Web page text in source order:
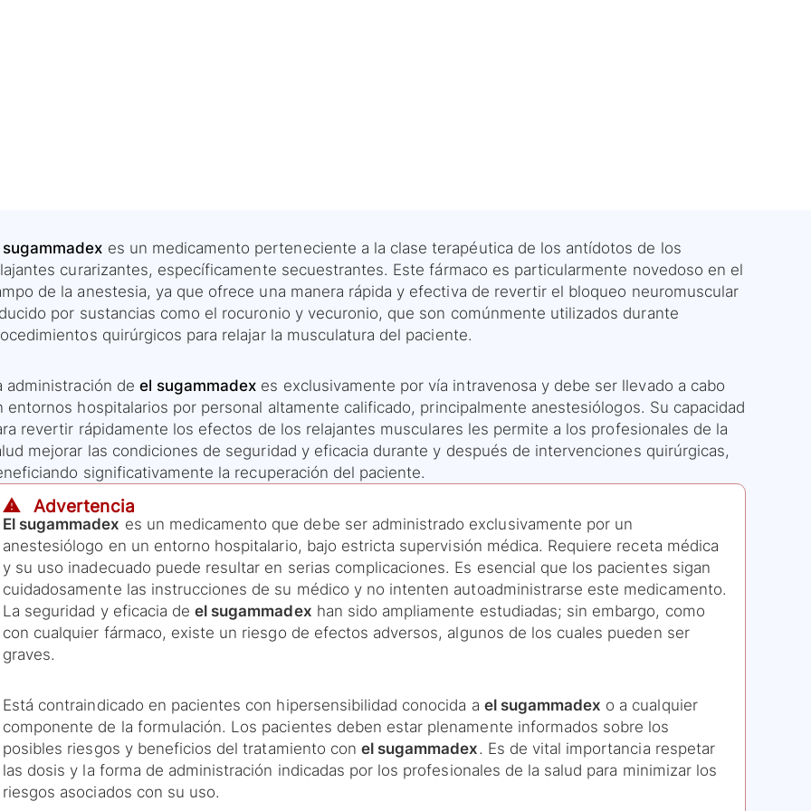
sugammadex es un medicamento perteneciente a la clase terapéutica de los antídotos de los
curarizantes, específicamente secuestrantes. Este fármaco es particularmente novedoso en el
de la anestesia, ya que ofrece una manera rápida y efectiva de revertir el bloqueo neuromuscular
por sustancias como el rocuronio y vecuronio, que son comúnmente utilizados durante
quirúrgicos para relajar la musculatura del paciente.
administración de el sugammadex es exclusivamente por vía intravenosa y debe ser llevado a cabo
entornos hospitalarios por personal altamente calificado, principalmente anestesiólogos. Su capacidad
revertir rápidamente los efectos de los relajantes musculares les permite a los profesionales de la
mejorar las condiciones de seguridad y eficacia durante y después de intervenciones quirúrgicas,
significativamente la recuperación del paciente.
⚠️ Advertencia
El sugammadex es un medicamento que debe ser administrado exclusivamente por un
anestesiólogo en un entorno hospitalario, bajo estricta supervisión médica. Requiere receta médica
y su uso inadecuado puede resultar en serias complicaciones. Es esencial que los pacientes sigan
cuidadosamente las instrucciones de su médico y no intenten autoadministrarse este medicamento.
La seguridad y eficacia deel sugammadex han sido ampliamente estudiadas; sin embargo, como
con cualquier fármaco, existe un riesgo de efectos adversos, algunos de los cuales pueden ser
graves.
Está contraindicado en pacientes con hipersensibilidad conocida a el sugammadex o a cualquier
componente de la formulación. Los pacientes deben estar plenamente informados sobre los
posibles riesgos y beneficios del tratamiento conel sugammadex. Es de vital importancia respetar
las dosis y la forma de administración indicadas por los profesionales de la salud para minimizar los
riesgos asociados con su uso.